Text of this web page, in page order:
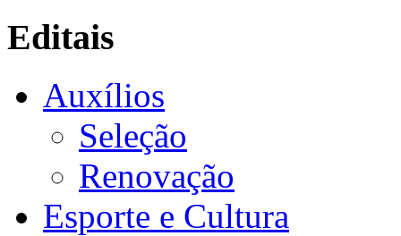
Editais
Auxílios
Seleção
Renovação
Esporte e Cultura